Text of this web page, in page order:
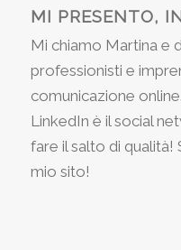
MI PRESENTO,
Mi chiamo Martina e
professionisti e
comunicazione online.
LinkedIn è il social
fare il salto di qualità!
mio sito!